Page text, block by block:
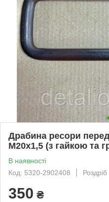
Драбина ресори
М20х1,5 (з гайкою та
В наявності
Код: 5320-2902408
Роздріб
350 ₴